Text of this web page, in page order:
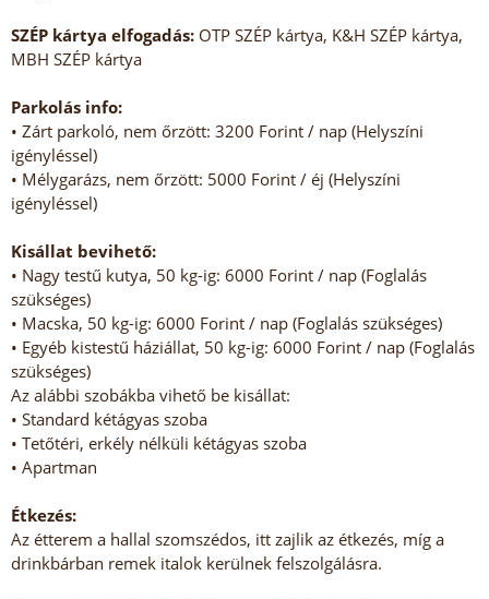
SZÉP kártya elfogadás: OTP SZÉP kártya, K&H SZÉP kártya,
MBH SZÉP kártya
Parkolás info:
• Zárt parkoló, nem őrzött: 3200 Forint / nap (Helyszíni
igényléssel)
• Mélygarázs, nem őrzött: 5000 Forint / éj (Helyszíni
igényléssel)
Kisállat bevihető:
• Nagy testű kutya, 50 kg-ig: 6000 Forint / nap (Foglalás
szükséges)
• Macska, 50 kg-ig: 6000 Forint / nap (Foglalás szükséges)
• Egyéb kistestű háziállat, 50 kg-ig: 6000 Forint / nap (Foglalás
szükséges)
Az alábbi szobákba vihető be kisállat:
• Standard kétágyas szoba
• Tetőtéri, erkély nélküli kétágyas szoba
• Apartman
Étkezés:
Az étterem a hallal szomszédos, itt zajlik az étkezés, míg a
drinkbárban remek italok kerülnek felszolgálásra.